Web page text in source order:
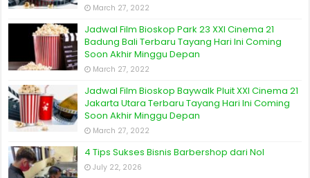
March 27, 2022
Jadwal Film Bioskop Park 23 XXI Cinema 21
Badung Bali Terbaru Tayang Hari Ini Coming
Soon Akhir Minggu Depan
March 27, 2022
Jadwal Film Bioskop Baywalk Pluit XXI Cinema 21
Jakarta Utara Terbaru Tayang Hari Ini Coming
Soon Akhir Minggu Depan
March 27, 2022
4 Tips Sukses Bisnis Barbershop dari Nol
July 22, 2026